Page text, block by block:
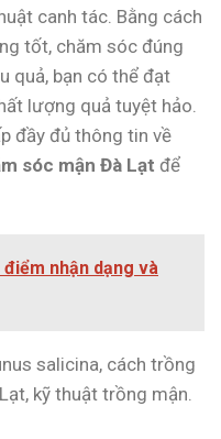
canh tác. Bằng cách
tốt, chăm sóc đúng
quả, bạn có thể đạt
lượng quả tuyệt hảo.
đầy đủ thông tin về
sóc mận Đà Lạt để
điểm nhận dạng và
salicina, cách trồng
kỹ thuật trồng mận.